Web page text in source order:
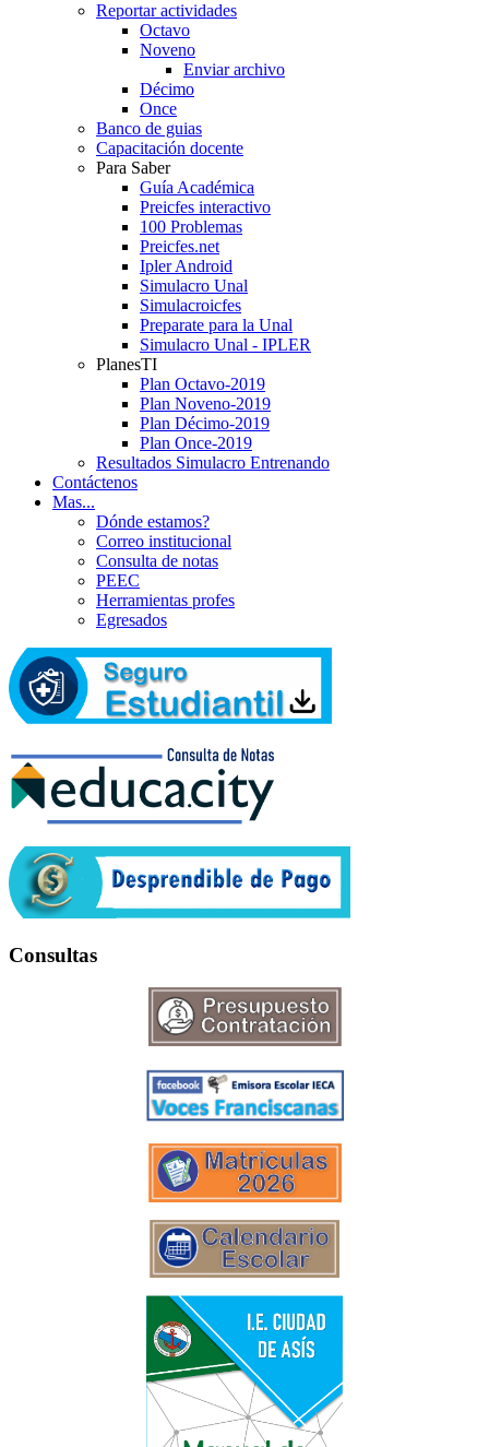
Reportar actividades
Octavo
Noveno
Enviar archivo
Décimo
Once
Banco de guias
Capacitación docente
Para Saber
Guía Académica
Preicfes interactivo
100 Problemas
Preicfes.net
Ipler Android
Simulacro Unal
Simulacroicfes
Preparate para la Unal
Simulacro Unal - IPLER
PlanesTI
Plan Octavo-2019
Plan Noveno-2019
Plan Décimo-2019
Plan Once-2019
Resultados Simulacro Entrenando
Contáctenos
Mas...
Dónde estamos?
Correo institucional
Consulta de notas
PEEC
Herramientas profes
Egresados
Consultas